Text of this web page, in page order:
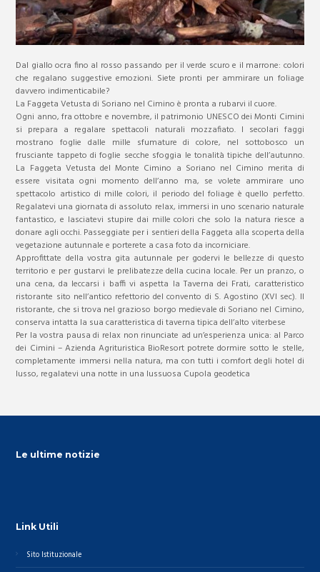
Dal giallo ocra fino al rosso passando per il verde scuro e il marrone: colori
che regalano suggestive emozioni. Siete pronti per ammirare un foliage
davvero indimenticabile?
La Faggeta Vetusta di Soriano nel Cimino è pronta a rubarvi il cuore.
Ogni anno, fra ottobre e novembre, il patrimonio UNESCO dei Monti Cimini
si prepara a regalare spettacoli naturali mozzafiato. I secolari faggi
mostrano foglie dalle mille sfumature di colore, nel sottobosco un
frusciante tappeto di foglie secche sfoggia le tonalità tipiche dell’autunno.
La Faggeta Vetusta del Monte Cimino a Soriano nel Cimino merita di
essere visitata ogni momento dell’anno ma, se volete ammirare uno
spettacolo artistico di mille colori, il periodo del foliage è quello perfetto.
Regalatevi una giornata di assoluto relax, immersi in uno scenario naturale
fantastico, e lasciatevi stupire dai mille colori che solo la natura riesce a
donare agli occhi. Passeggiate per i sentieri della Faggeta alla scoperta della
vegetazione autunnale e porterete a casa foto da incorniciare.
Approfittate della vostra gita autunnale per godervi le bellezze di questo
territorio e per gustarvi le prelibatezze della cucina locale. Per un pranzo, o
una cena, da leccarsi i baffi vi aspetta la Taverna dei Frati, caratteristico
ristorante sito nell’antico refettorio del convento di S. Agostino (XVI sec). Il
ristorante, che si trova nel grazioso borgo medievale di Soriano nel Cimino,
conserva intatta la sua caratteristica di taverna tipica dell’alto viterbese
Per la vostra pausa di relax non rinunciate ad un’esperienza unica: al Parco
dei Cimini – Azienda Agrituristica BioResort potrete dormire sotto le stelle,
completamente immersi nella natura, ma con tutti i comfort degli hotel di
lusso, regalatevi una notte in una lussuosa Cupola geodetica
Le ultime notizie
Link Utili
Sito Istituzionale